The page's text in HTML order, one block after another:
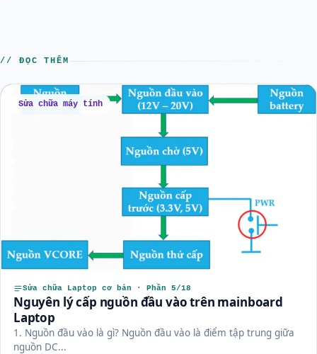
// ĐỌC THÊM
Sửa chữa máy tính
Sửa chữa Laptop cơ bản · Phần 5/18
Nguyên lý cấp nguồn đầu vào trên mainboard
Laptop
1. Nguồn đầu vào là gì? Nguồn đầu vào là điểm tập trung giữa
nguồn DC...